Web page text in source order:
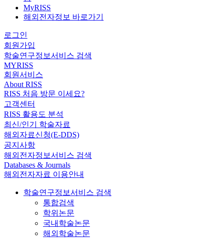
MyRISS
해외전자정보 바로가기
로그인
회원가입
학술연구정보서비스 검색
MYRISS
회원서비스
About RISS
RISS 처음 방문 이세요?
고객센터
RISS 활용도 분석
최신/인기 학술자료
해외자료신청(E-DDS)
공지사항
해외전자정보서비스 검색
Databases & Journals
해외전자자료 이용안내
학술연구정보서비스 검색
통합검색
학위논문
국내학술논문
해외학술논문